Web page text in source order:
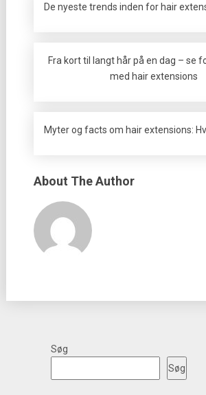
De nyeste trends inden for hair
Fra kort til langt hår på en dag – se
med hair extensions
Myter og facts om hair extensions:
About The Author
Søg
Søg